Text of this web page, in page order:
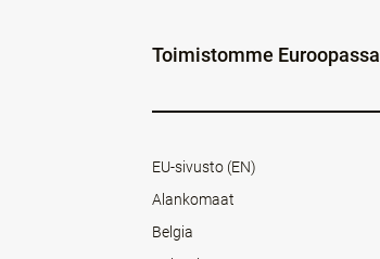
Toimistomme Euroopassa
EU-sivusto (EN)
Alankomaat
Belgia